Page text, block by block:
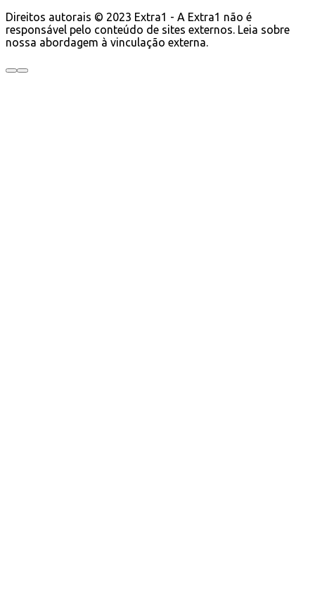
Direitos autorais © 2023 Extra1 - A Extra1 não é
responsável pelo conteúdo de sites externos. Leia sobre
nossa abordagem à vinculação externa.